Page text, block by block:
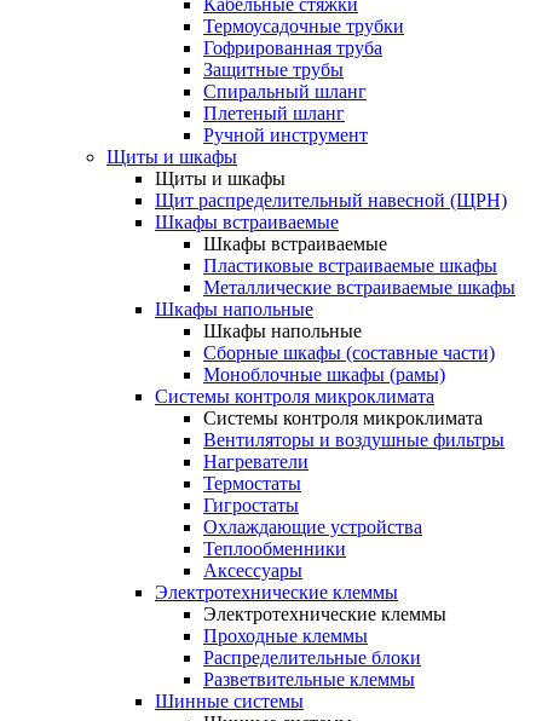
Кабельные стяжки
Термоусадочные трубки
Гофрированная труба
Защитные трубы
Спиральный шланг
Плетеный шланг
Ручной инструмент
Щиты и шкафы
Щиты и шкафы
Щит распределительный навесной (ЩРН)
Шкафы встраиваемые
Шкафы встраиваемые
Пластиковые встраиваемые шкафы
Металлические встраиваемые шкафы
Шкафы напольные
Шкафы напольные
Сборные шкафы (составные части)
Моноблочные шкафы (рамы)
Системы контроля микроклимата
Системы контроля микроклимата
Вентиляторы и воздушные фильтры
Нагреватели
Термостаты
Гигростаты
Охлаждающие устройства
Теплообменники
Аксессуары
Электротехнические клеммы
Электротехнические клеммы
Проходные клеммы
Распределительные блоки
Разветвительные клеммы
Шинные системы